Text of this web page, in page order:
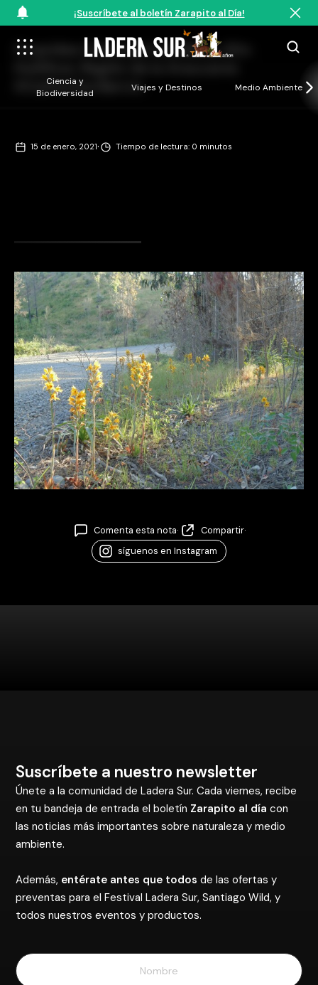
¡Suscríbete al boletín Zarapito al Día!
Ciencia y
Biodiversidad
Viajes y Destinos Medio Ambiente
Orquídea Chloraea multiflora, Alto
©Catherine Barros
15 de enero, 2021· Tiempo de lectura: 0 minutos
Comenta esta nota· Compartir·
síguenos en Instagram
Suscríbete a nuestro newsletter
Únete a la comunidad de Ladera Sur. Cada viernes, recibe
en tu bandeja de entrada el boletín Zarapito al día con
las noticias más importantes sobre naturaleza y medio
ambiente.
Además, entérate antes que todos de las ofertas y
preventas para el Festival Ladera Sur, Santiago Wild, y
todos nuestros eventos y productos.